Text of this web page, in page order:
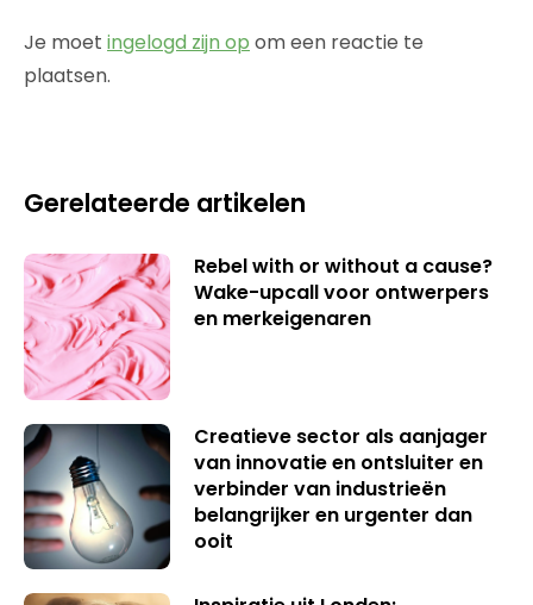
Je moet ingelogd zijn op om een reactie te
plaatsen.
Gerelateerde artikelen
Rebel with or without a cause?
Wake-upcall voor ontwerpers
en merkeigenaren
Creatieve sector als aanjager
van innovatie en ontsluiter en
verbinder van industrieën
belangrijker en urgenter dan
ooit